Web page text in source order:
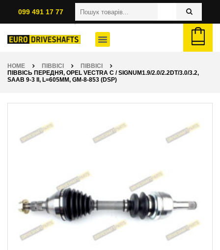
099 491 17 77
HOME ПІВВІСІ
ПІВВІСІ
ПІВВІСЬ ПЕРЕДНЯ, OPEL VECTRA C / SIGNUM1.9/2.0/2.2DT/3.0/3.2,
SAAB 9-3 II, L=605ММ, GM-8-853 (DSP)